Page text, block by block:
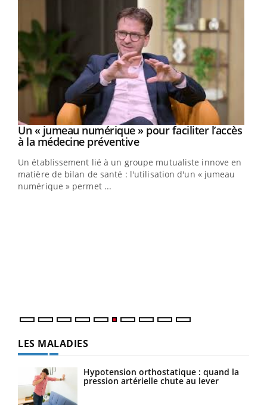
Youtube
Un « jumeau numérique » pour faciliter l’accès
à la médecine préventiveYoutube
Un établissement lié à un groupe mutualiste innove en
matière de bilan de santé : l'utilisation d'un « jumeau
numérique » permet ...
LES MALADIES
Hypotension orthostatique : quand la
pression artérielle chute au lever